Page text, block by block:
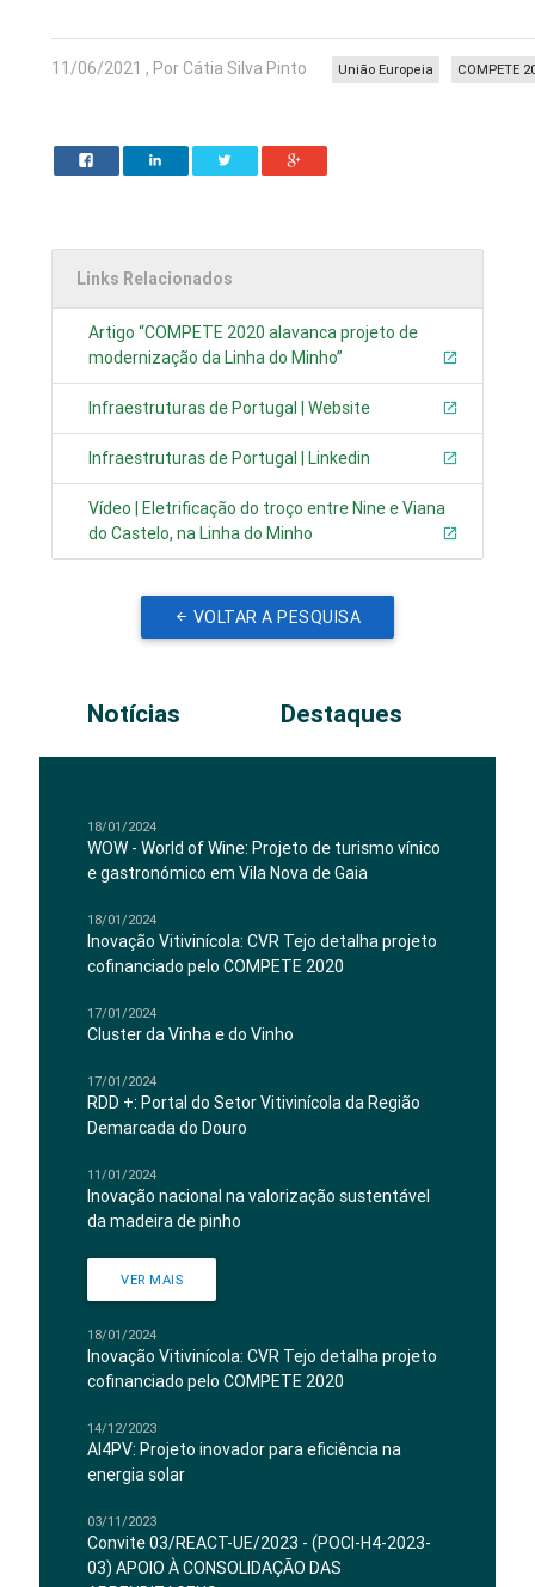
11/06/2021 , Por Cátia Silva Pinto COMPETE
União Europeia
Links Relacionados
Artigo “COMPETE 2020 alavanca projeto de
modernização da Linha do Minho”
Infraestruturas de Portugal | Website
Infraestruturas de Portugal | Linkedin
Vídeo | Eletrificação do troço entre Nine e Viana
do Castelo, na Linha do Minho
VOLTAR A PESQUISA
Notícias Destaques
18/01/2024
WOW - World of Wine: Projeto de turismo vínico
e gastronómico em Vila Nova de Gaia
18/01/2024
Inovação Vitivinícola: CVR Tejo detalha projeto
cofinanciado pelo COMPETE 2020
17/01/2024
Cluster da Vinha e do Vinho
17/01/2024
RDD +: Portal do Setor Vitivinícola da Região
Demarcada do Douro
11/01/2024
Inovação nacional na valorização sustentável
da madeira de pinho
VER MAIS
18/01/2024
Inovação Vitivinícola: CVR Tejo detalha projeto
cofinanciado pelo COMPETE 2020
14/12/2023
AI4PV: Projeto inovador para eficiência na
energia solar
03/11/2023
Convite 03/REACT-UE/2023 - (POCI-H4-2023-
03) APOIO À CONSOLIDAÇÃO DAS